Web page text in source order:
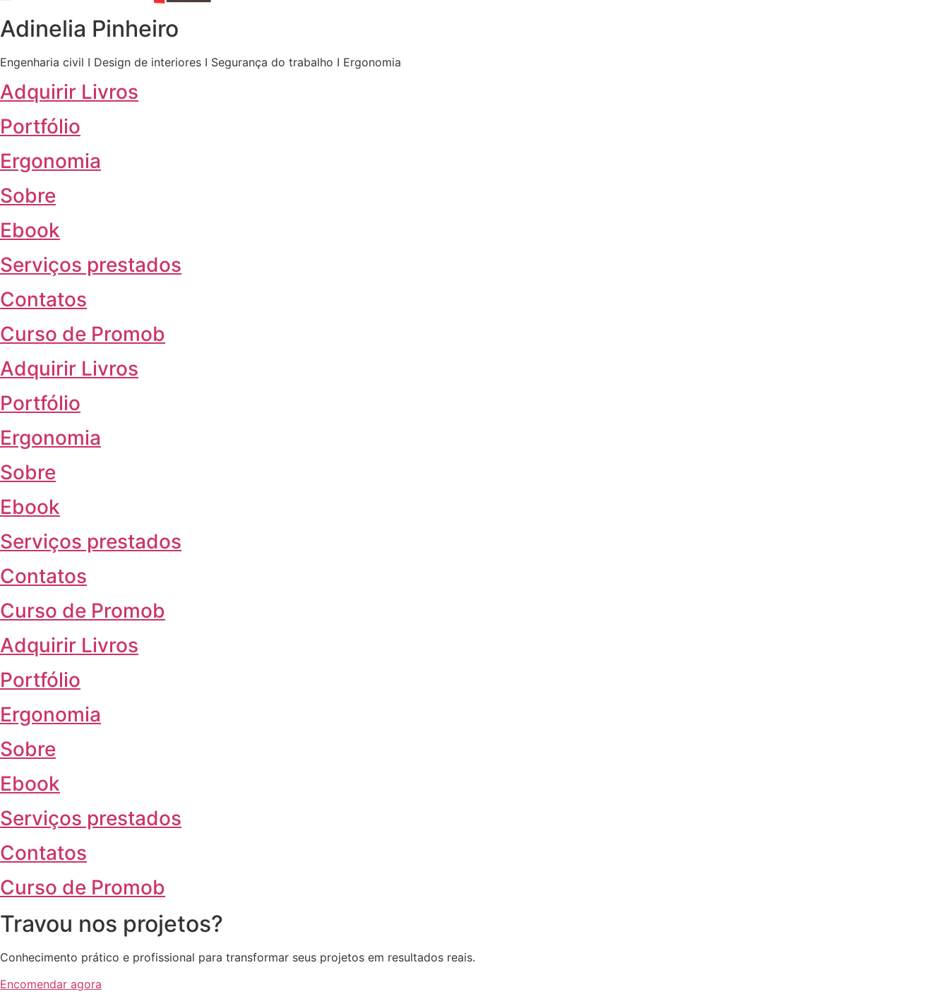
Adinelia Pinheiro
Engenharia civil I Design de interiores I Segurança do trabalho I Ergonomia
Adquirir Livros
Portfólio
Ergonomia
Sobre
Ebook
Serviços prestados
Contatos
Curso de Promob
Adquirir Livros
Portfólio
Ergonomia
Sobre
Ebook
Serviços prestados
Contatos
Curso de Promob
Adquirir Livros
Portfólio
Ergonomia
Sobre
Ebook
Serviços prestados
Contatos
Curso de Promob
Travou nos projetos?
Conhecimento prático e profissional para transformar seus projetos em resultados reais.
Encomendar agora